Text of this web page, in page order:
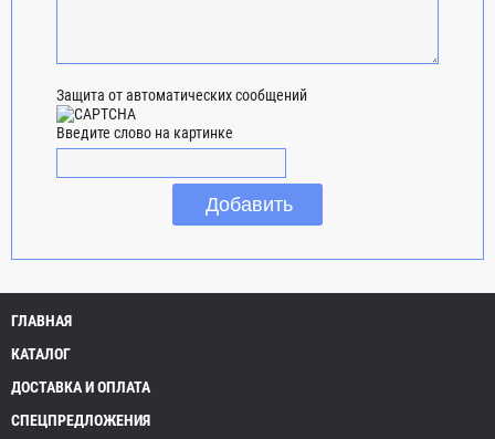
Защита от автоматических сообщений
Введите слово на картинке
ГЛАВНАЯ
КАТАЛОГ
ДОСТАВКА И ОПЛАТА
СПЕЦПРЕДЛОЖЕНИЯ